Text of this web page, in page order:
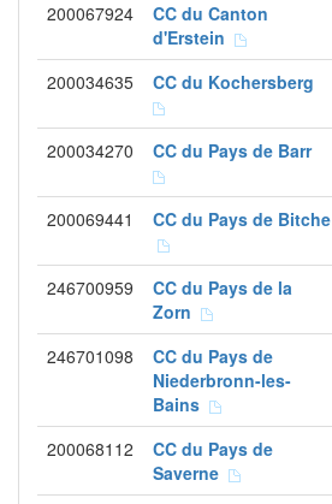
200067924
CC du Canton
d'Erstein
200034635 CC du Kochersberg
200034270 CC du Pays de Barr
200069441 CC du Pays de Bitche
246700959
CC du Pays de la
Zorn
246701098
CC du Pays de
Niederbronn-les-
Bains
200068112
CC du Pays de
Saverne